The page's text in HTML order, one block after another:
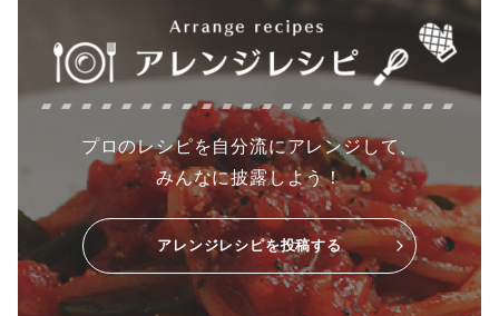
プロのレシピを自分流にアレンジして、
みんなに披露しよう！
アレンジレシピを投稿する